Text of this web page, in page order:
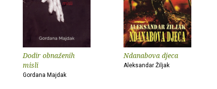
Dodir obnaženih
misli
Gordana Majdak
Ndanabova djeca
Aleksandar Žiljak